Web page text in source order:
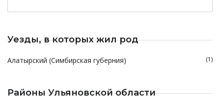
Уезды, в которых жил род
Алатырский (Симбирская губерния) (1)
Районы Ульяновской области